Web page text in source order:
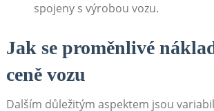
spojeny s výrobou vozu.
Jak se proměnlivé
ceně vozu
Dalším důležitým aspektem jsou